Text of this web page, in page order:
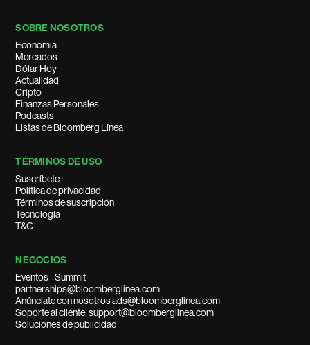
SOBRE NOSOTROS
Economía
Mercados
Dólar Hoy
Actualidad
Cripto
Finanzas Personales
Podcasts
Listas de Bloomberg Línea
TÉRMINOS DE USO
Suscríbete
Política de privacidad
Términos de suscripción
Tecnología
T&C
NEGOCIOS
Eventos - Summit
partnerships@bloomberglinea.com
Anúnciate con nosotros ads@bloomberglinea.com
Soporte al cliente: support@bloomberglinea.com
Soluciones de publicidad